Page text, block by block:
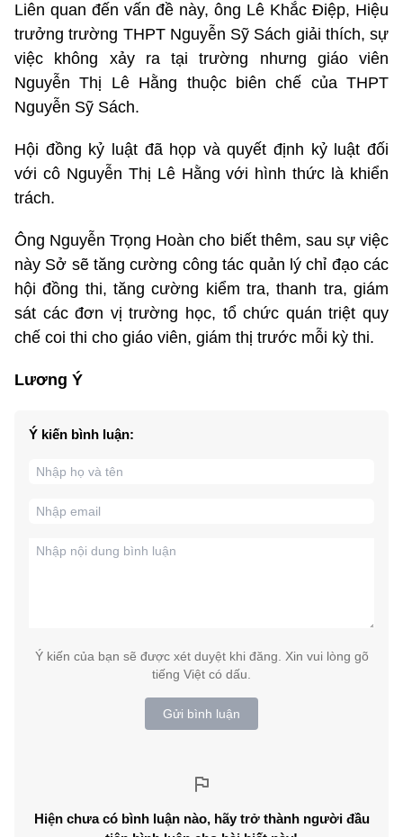
Liên quan đến vấn đề này, ông Lê Khắc Điệp, Hiệu
trưởng trường THPT Nguyễn Sỹ Sách giải thích, sự
việc không xảy ra tại trường nhưng giáo viên
Nguyễn Thị Lê Hằng thuộc biên chế của THPT
Nguyễn Sỹ Sách.
Hội đồng kỷ luật đã họp và quyết định kỷ luật đối
với cô Nguyễn Thị Lê Hằng với hình thức là khiển
trách.
Ông Nguyễn Trọng Hoàn cho biết thêm, sau sự việc
này Sở sẽ tăng cường công tác quản lý chỉ đạo các
hội đồng thi, tăng cường kiểm tra, thanh tra, giám
sát các đơn vị trường học, tổ chức quán triệt quy
chế coi thi cho giáo viên, giám thị trước mỗi kỳ thi.
Lương Ý
Ý kiến bình luận:
Ý kiến của bạn sẽ được xét duyệt khi đăng. Xin vui lòng gõ
tiếng Việt có dấu.
Gửi bình luận
Hiện chưa có bình luận nào, hãy trở thành người đầu